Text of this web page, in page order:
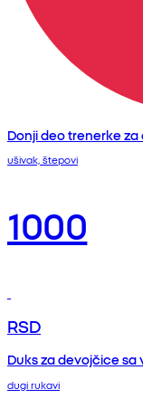
Donji deo trenerke
ušivak, štepovi
1000
RSD
Duks za devojčice sa
dugi rukavi